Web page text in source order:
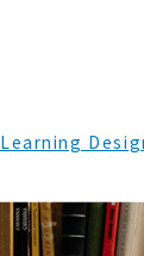
Learning